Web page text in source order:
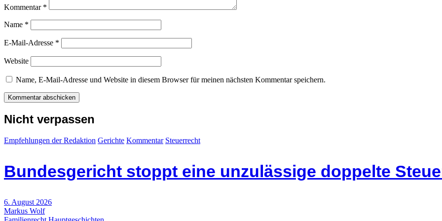
Kommentar *
Name *
E-Mail-Adresse *
Website
Name, E-Mail-Adresse und Website in diesem Browser für meinen nächsten Kommentar speichern.
Nicht verpassen
Empfehlungen der Redaktion Gerichte Kommentar Steuerrecht
Bundesgericht stoppt eine unzulässige doppelte
6. August 2026
Markus Wolf